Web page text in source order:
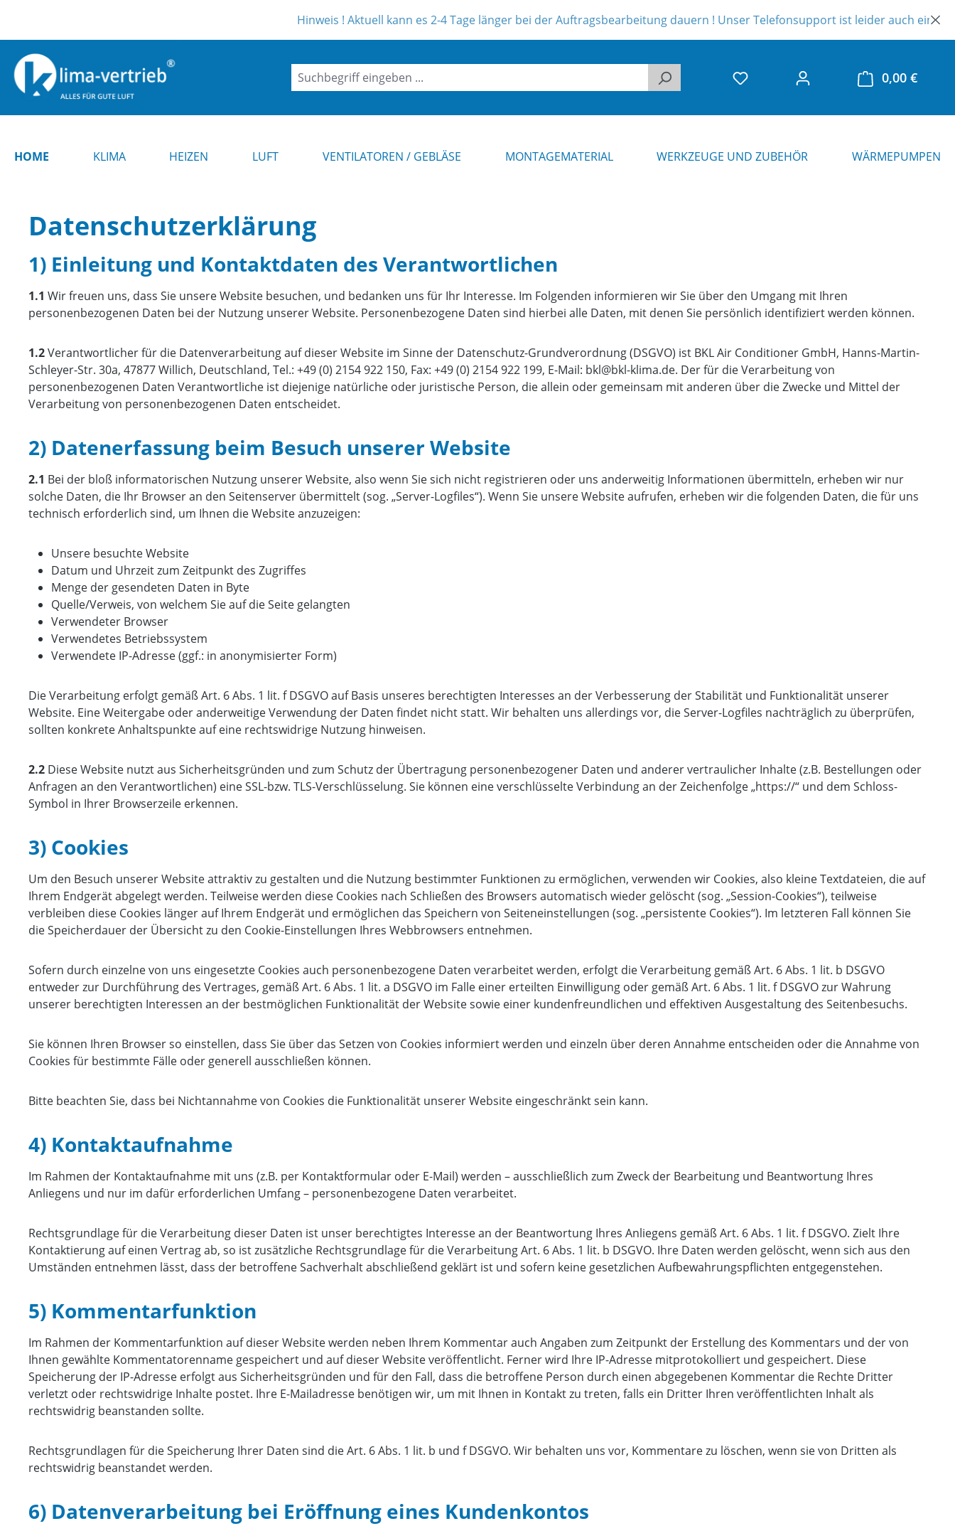
Hinweis ! Aktuell kann es 2-4 Tage länger bei der Auftragsbearbeitung dauern ! Unser Telefonsupport ist leider auch eingeschränkt. Vielen
Du hast 0 Produkte auf dem0,00 €
HOME KLIMA HEIZEN LUFT VENTILATOREN / GEBLÄSE MONTAGEMATERIAL WERKZEUGE UND ZUBEHÖR WÄRMEPUMPEN
Datenschutzerklärung
1) Einleitung und Kontaktdaten des Verantwortlichen
1.1 Wir freuen uns, dass Sie unsere Website besuchen, und bedanken uns für Ihr Interesse. Im Folgenden informieren wir Sie über den Umgang mit Ihren
personenbezogenen Daten bei der Nutzung unserer Website. Personenbezogene Daten sind hierbei alle Daten, mit denen Sie persönlich identifiziert werden können.
1.2Verantwortlicher für die Datenverarbeitung auf dieser Website im Sinne der Datenschutz-Grundverordnung (DSGVO) ist BKL Air Conditioner GmbH, Hanns-Martin-
Schleyer-Str. 30a, 47877 Willich, Deutschland, Tel.: +49 (0) 2154 922 150, Fax: +49 (0) 2154 922 199, E-Mail: bkl@bkl-klima.de. Der für die Verarbeitung von
personenbezogenen Daten Verantwortliche ist diejenige natürliche oder juristische Person, die allein oder gemeinsam mit anderen über die Zwecke und Mittel der
Verarbeitung von personenbezogenen Daten entscheidet.
2) Datenerfassung beim Besuch unserer Website
2.1 Bei der bloß informatorischen Nutzung unserer Website, also wenn Sie sich nicht registrieren oder uns anderweitig Informationen übermitteln, erheben wir nur
solche Daten, die Ihr Browser an den Seitenserver übermittelt (sog. „Server-Logfiles“). Wenn Sie unsere Website aufrufen, erheben wir die folgenden Daten, die für uns
technisch erforderlich sind, um Ihnen die Website anzuzeigen:
Unsere besuchte Website
Datum und Uhrzeit zum Zeitpunkt des Zugriffes
Menge der gesendeten Daten in Byte
Quelle/Verweis, von welchem Sie auf die Seite gelangten
Verwendeter Browser
Verwendetes Betriebssystem
Verwendete IP-Adresse (ggf.: in anonymisierter Form)
Die Verarbeitung erfolgt gemäß Art. 6 Abs. 1 lit. f DSGVO auf Basis unseres berechtigten Interesses an der Verbesserung der Stabilität und Funktionalität unserer
Website. Eine Weitergabe oder anderweitige Verwendung der Daten findet nicht statt. Wir behalten uns allerdings vor, die Server-Logfiles nachträglich zu überprüfen,
sollten konkrete Anhaltspunkte auf eine rechtswidrige Nutzung hinweisen.
2.2 Diese Website nutzt aus Sicherheitsgründen und zum Schutz der Übertragung personenbezogener Daten und anderer vertraulicher Inhalte (z.B. Bestellungen oder
Anfragen an den Verantwortlichen) eine SSL-bzw. TLS-Verschlüsselung. Sie können eine verschlüsselte Verbindung an der Zeichenfolge „https://“ und dem Schloss-
Symbol in Ihrer Browserzeile erkennen.
3) Cookies
Um den Besuch unserer Website attraktiv zu gestalten und die Nutzung bestimmter Funktionen zu ermöglichen, verwenden wir Cookies, also kleine Textdateien, die auf
Ihrem Endgerät abgelegt werden. Teilweise werden diese Cookies nach Schließen des Browsers automatisch wieder gelöscht (sog. „Session-Cookies“), teilweise
verbleiben diese Cookies länger auf Ihrem Endgerät und ermöglichen das Speichern von Seiteneinstellungen (sog. „persistente Cookies“). Im letzteren Fall können Sie
die Speicherdauer der Übersicht zu den Cookie-Einstellungen Ihres Webbrowsers entnehmen.
Sofern durch einzelne von uns eingesetzte Cookies auch personenbezogene Daten verarbeitet werden, erfolgt die Verarbeitung gemäß Art. 6 Abs. 1 lit. b DSGVO
entweder zur Durchführung des Vertrages, gemäß Art. 6 Abs. 1 lit. a DSGVO im Falle einer erteilten Einwilligung oder gemäß Art. 6 Abs. 1 lit. f DSGVO zur Wahrung
unserer berechtigten Interessen an der bestmöglichen Funktionalität der Website sowie einer kundenfreundlichen und effektiven Ausgestaltung des Seitenbesuchs.
Sie können Ihren Browser so einstellen, dass Sie über das Setzen von Cookies informiert werden und einzeln über deren Annahme entscheiden oder die Annahme von
Cookies für bestimmte Fälle oder generell ausschließen können.
Bitte beachten Sie, dass bei Nichtannahme von Cookies die Funktionalität unserer Website eingeschränkt sein kann.
4) Kontaktaufnahme
Im Rahmen der Kontaktaufnahme mit uns (z.B. per Kontaktformular oder E-Mail) werden – ausschließlich zum Zweck der Bearbeitung und Beantwortung Ihres
Anliegens und nur im dafür erforderlichen Umfang – personenbezogene Daten verarbeitet.
Rechtsgrundlage für die Verarbeitung dieser Daten ist unser berechtigtes Interesse an der Beantwortung Ihres Anliegens gemäß Art. 6 Abs. 1 lit. f DSGVO. Zielt Ihre
Kontaktierung auf einen Vertrag ab, so ist zusätzliche Rechtsgrundlage für die Verarbeitung Art. 6 Abs. 1 lit. b DSGVO. Ihre Daten werden gelöscht, wenn sich aus den
Umständen entnehmen lässt, dass der betroffene Sachverhalt abschließend geklärt ist und sofern keine gesetzlichen Aufbewahrungspflichten entgegenstehen.
5) Kommentarfunktion
Im Rahmen der Kommentarfunktion auf dieser Website werden neben Ihrem Kommentar auch Angaben zum Zeitpunkt der Erstellung des Kommentars und der von
Ihnen gewählte Kommentatorenname gespeichert und auf dieser Website veröffentlicht. Ferner wird Ihre IP-Adresse mitprotokolliert und gespeichert. Diese
Speicherung der IP-Adresse erfolgt aus Sicherheitsgründen und für den Fall, dass die betroffene Person durch einen abgegebenen Kommentar die Rechte Dritter
verletzt oder rechtswidrige Inhalte postet. Ihre E-Mailadresse benötigen wir, um mit Ihnen in Kontakt zu treten, falls ein Dritter Ihren veröffentlichten Inhalt als
rechtswidrig beanstanden sollte.
Rechtsgrundlagen für die Speicherung Ihrer Daten sind die Art. 6 Abs. 1 lit. b und f DSGVO. Wir behalten uns vor, Kommentare zu löschen, wenn sie von Dritten als
rechtswidrig beanstandet werden.
6) Datenverarbeitung bei Eröffnung eines Kundenkontos